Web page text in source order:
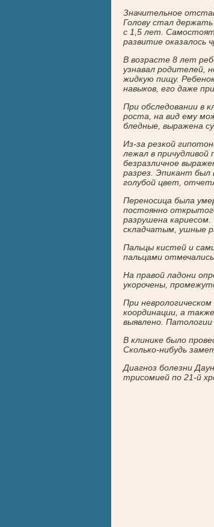
Значительное
Голову стал
с 1,5 лет.
развитие оказалось
В возрасте 8 лет
узнавал родителей,
жидкую пищу.
навыков, его даже
При обследовании в
роста, на вид ему
бледные, выражена
Из-за резкой
лежал в
безразличное
разрез. Эпикант был
голубой цвет,
Переносица была
постоянно
разрушена
складчатым, ушные
Пальцы кистей и
пальцами
На правой ладони
укорочены,
При
координации, а
выявлено. Патологии
В клинике было
Сколько-нибудь
Диагноз болезни
трисомией по 21-й